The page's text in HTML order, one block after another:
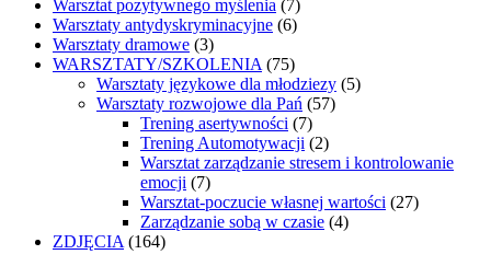
Warsztat pozytywnego myślenia (7)
Warsztaty antydyskryminacyjne (6)
Warsztaty dramowe (3)
WARSZTATY/SZKOLENIA (75)
Warsztaty językowe dla młodziezy (5)
Warsztaty rozwojowe dla Pań (57)
Trening asertywności (7)
Trening Automotywacji (2)
Warsztat zarządzanie stresem i kontrolowanie
emocji (7)
Warsztat-poczucie własnej wartości (27)
Zarządzanie sobą w czasie (4)
ZDJĘCIA (164)